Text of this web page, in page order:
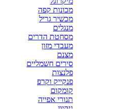
מכונות קפה
מכשיר גריל
מנגלים
מסחטת הדרים
מעבדי מזון
מצנם
סירים חשמליים
פלנצות
פנקייק וקרפ
קומקום
תנורי אפייה